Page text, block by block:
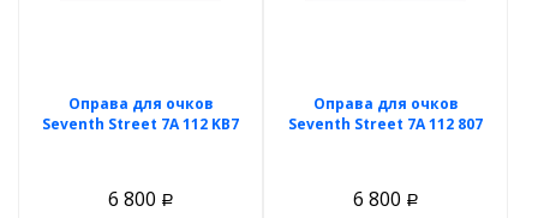
Оправа для очков
Seventh Street 7A 112 KB7
6 800 Р
Оправа для очков
Seventh Street 7A 112 807
6 800 Р